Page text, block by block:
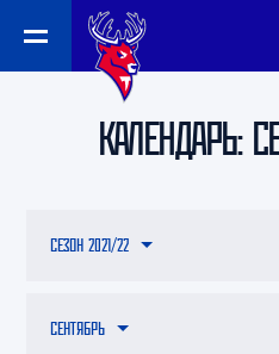
КАЛЕНДАРЬ:
СЕНТЯБРЬ
СЕЗОН 2021/22